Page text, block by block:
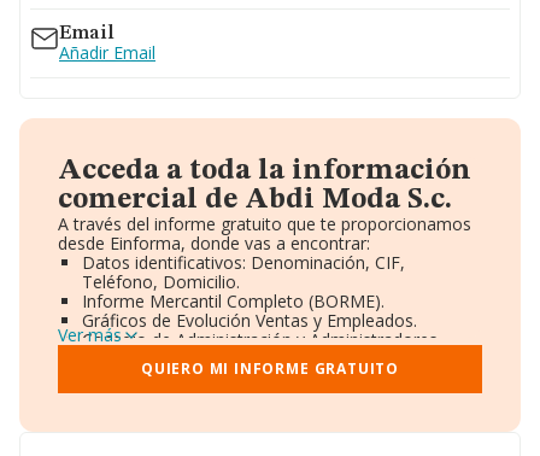
Email
Añadir Email
Acceda a toda la información
comercial de Abdi Moda S.c.
A través del informe gratuito que te proporcionamos
desde Einforma, donde vas a encontrar:
Datos identificativos: Denominación, CIF,
Teléfono, Domicilio.
Informe Mercantil Completo (BORME).
Gráficos de Evolución Ventas y Empleados.
Consejo de Administración y Administradores.
Directivos y Ejecutivos.
Accionistas.
Participaciones y Vinculaciones en otras empresas.
Información oficial y registral complementaria.
Ver más
QUIERO MI INFORME GRATUITO